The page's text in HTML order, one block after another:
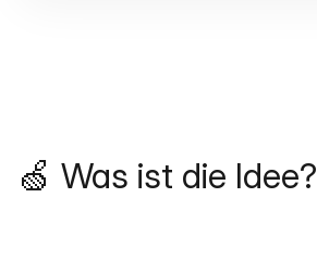
🍏 Was ist die Idee?